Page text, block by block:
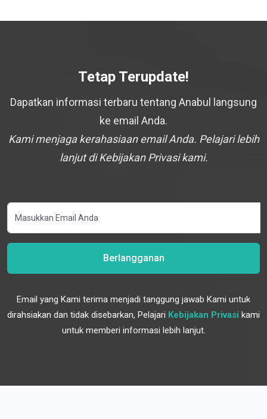
Tetap Terupdate!
Dapatkan informasi terbaru tentang Anabul langsung
ke email Anda.
Kami menjaga kerahasiaan email Anda. Pelajari lebih
lanjut di Kebijakan Privasi kami.
Berlangganan
Email yang Kami terima menjadi tanggung jawab Kami untuk
dirahsiakan dan tidak disebarkan, Pelajari Kebijakan Privasi kami
untuk memberi informasi lebih lanjut.